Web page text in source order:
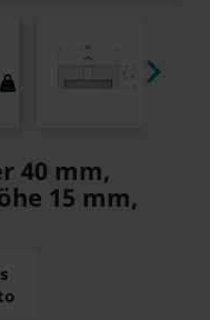

40 mm,
15 mm,